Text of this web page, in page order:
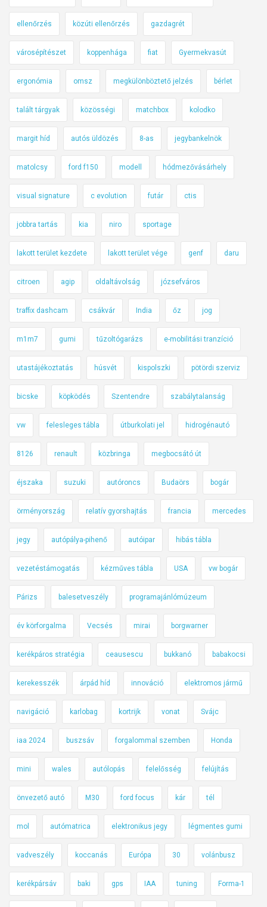
l
ó
ellenőrzés közúti ellenőrzés gazdagrét
városépítészet koppenhága fiat Gyermekvasút
ergonómia omsz megkülönböztető jelzés bérlet
talált tárgyak közösségi matchbox kolodko
margit híd autós üldözés 8-as jegybankelnök
matolcsy ford f150 modell hódmezővásárhely
visual signature c evolution futár ctis
jobbra tartás kia niro sportage
lakott terület kezdete lakott terület vége genf daru
citroen agip oldaltávolság józsefváros
traffix dashcam csákvár India őz jog
m1m7 gumi tűzoltógarázs e-mobilitási tranzíció
utastájékoztatás húsvét kispolszki pötördi szerviz
bicske köpködés Szentendre szabálytalanság
vw felesleges tábla útburkolati jel hidrogénautó
8126 renault közbringa megbocsátó út
éjszaka suzuki autóroncs Budaörs bogár
örményország relatív gyorshajtás francia mercedes
jegy autópálya-pihenő autóipar hibás tábla
vezetéstámogatás kézműves tábla USA vw bogár
Párizs balesetveszély programajánlómúzeum
év körforgalma Vecsés mirai borgwarner
kerékpáros stratégia ceausescu bukkanó babakocsi
kerekesszék árpád híd innováció elektromos jármű
navigáció karlobag kortrijk vonat Svájc
iaa 2024 buszsáv forgalommal szemben Honda
mini wales autólopás felelősség felújítás
önvezető autó M30 ford focus kár tél
mol autómatrica elektronikus jegy légmentes gumi
vadveszély koccanás Európa 30 volánbusz
kerékpársáv baki gps IAA tuning Forma-1